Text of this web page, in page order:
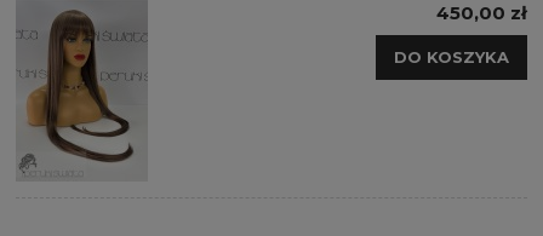
450,00 zł
DO KOSZYKA